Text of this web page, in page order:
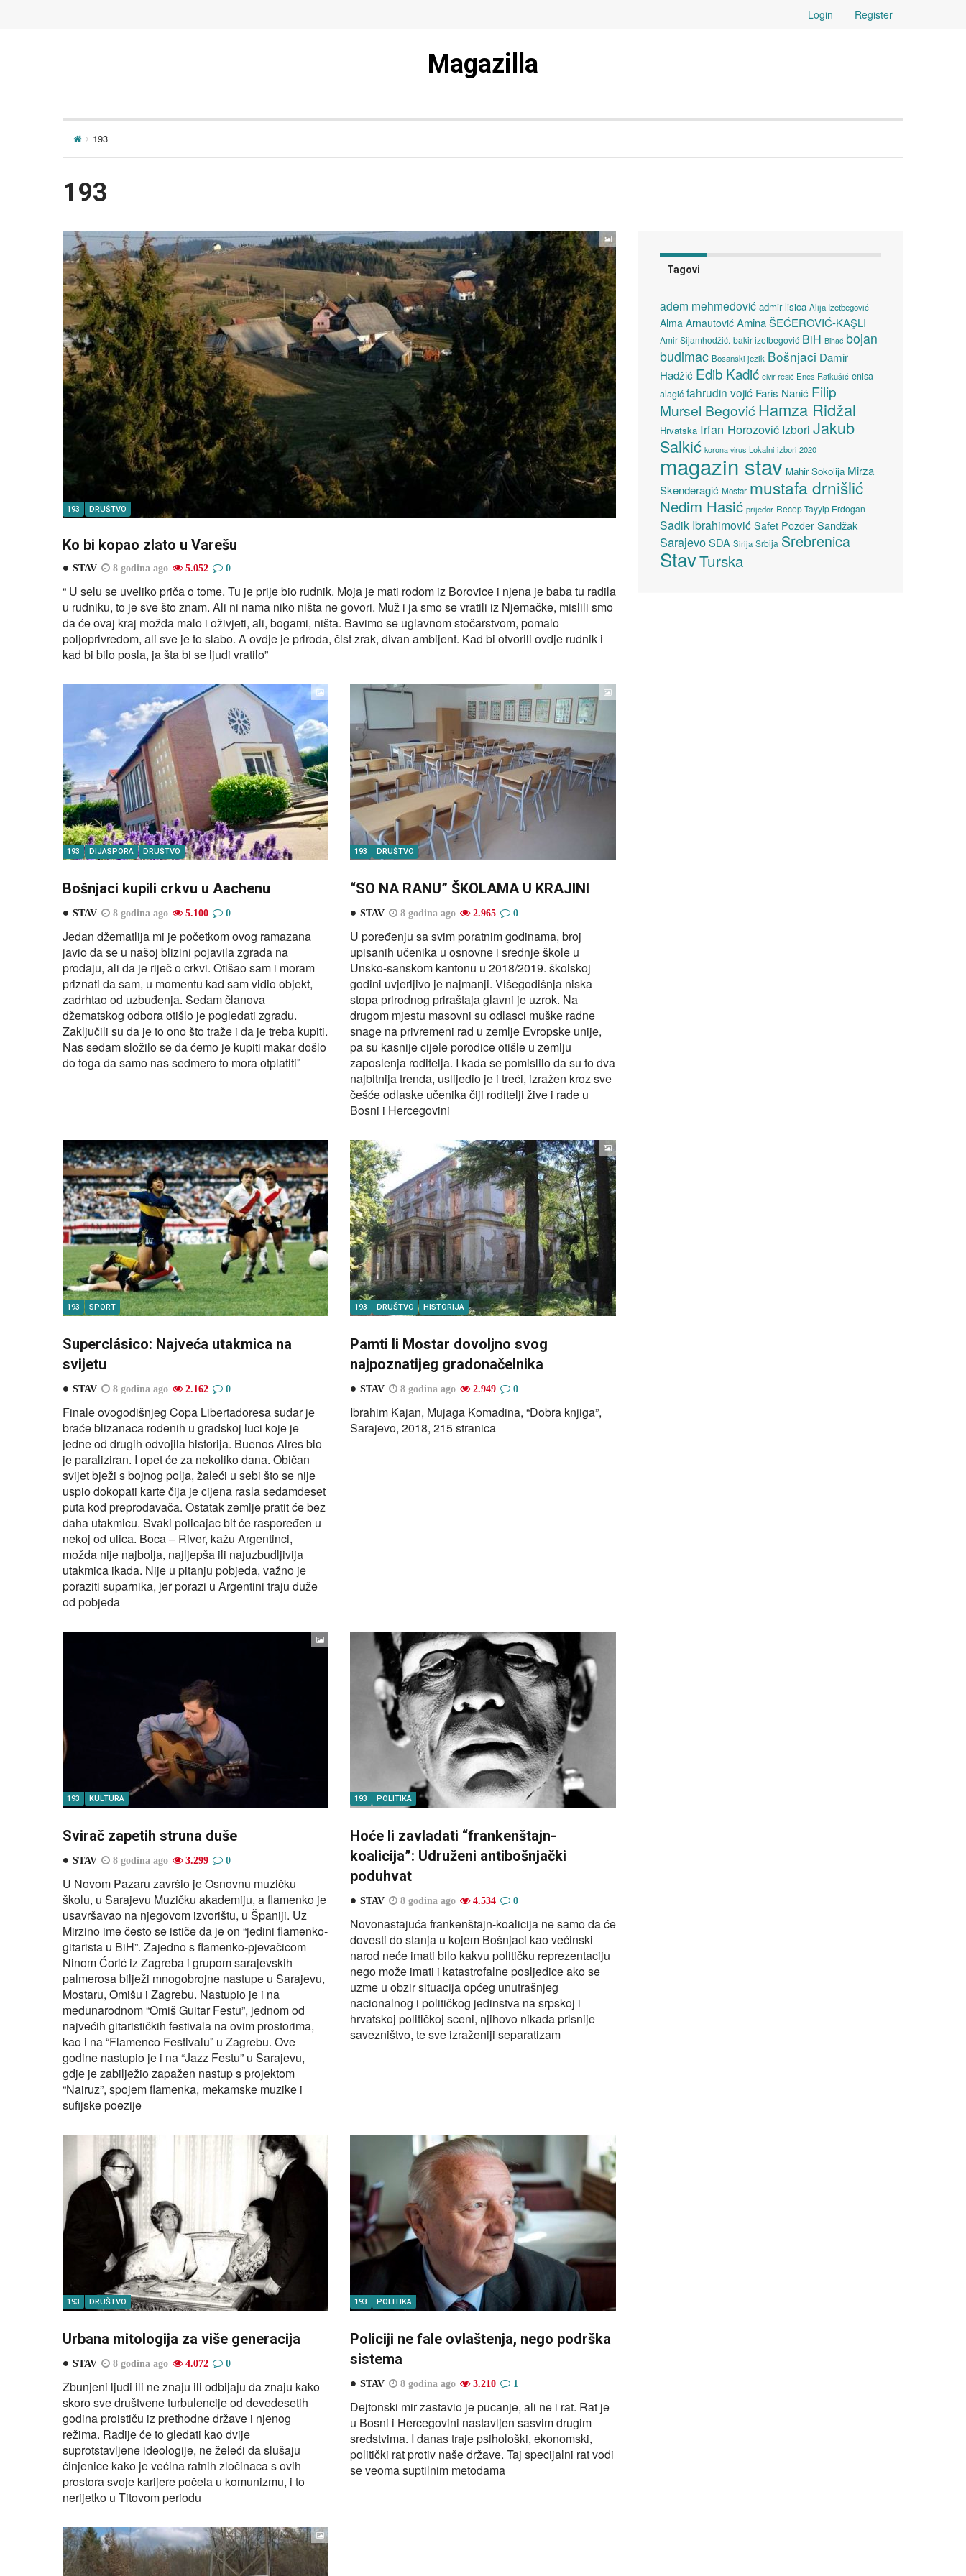
Login Register
Magazilla
193
193
193 DRUŠTVO
Ko bi kopao zlato u Varešu
STAV 8 godina ago 5.052 0
“ U selu se uveliko priča o tome. Tu je prije bio rudnik. Moja je mati rodom iz Borovice i njena je baba tu radila
u rudniku, to je sve što znam. Ali ni nama niko ništa ne govori. Muž i ja smo se vratili iz Njemačke, mislili smo
da će ovaj kraj možda malo i oživjeti, ali, bogami, ništa. Bavimo se uglavnom stočarstvom, pomalo
poljoprivredom, ali sve je to slabo. A ovdje je priroda, čist zrak, divan ambijent. Kad bi otvorili ovdje rudnik i
kad bi bilo posla, ja šta bi se ljudi vratilo”
193 DIJASPORA DRUŠTVO
Bošnjaci kupili crkvu u Aachenu
STAV 8 godina ago 5.100 0
Jedan džematlija mi je početkom ovog ramazana
javio da se u našoj blizini pojavila zgrada na
prodaju, ali da je riječ o crkvi. Otišao sam i moram
priznati da sam, u momentu kad sam vidio objekt,
zadrhtao od uzbuđenja. Sedam članova
džematskog odbora otišlo je pogledati zgradu.
Zaključili su da je to ono što traže i da je treba kupiti.
Nas sedam složilo se da ćemo je kupiti makar došlo
do toga da samo nas sedmero to mora otplatiti”
193 DRUŠTVO
“SO NA RANU” ŠKOLAMA U KRAJINI
STAV 8 godina ago 2.965 0
U poređenju sa svim poratnim godinama, broj
upisanih učenika u osnovne i srednje škole u
Unsko-sanskom kantonu u 2018/2019. školskoj
godini uvjerljivo je najmanji. Višegodišnja niska
stopa prirodnog priraštaja glavni je uzrok. Na
drugom mjestu masovni su odlasci muške radne
snage na privremeni rad u zemlje Evropske unije,
pa su kasnije cijele porodice otišle u zemlju
zaposlenja roditelja. I kada se pomislilo da su to dva
najbitnija trenda, uslijedio je i treći, izražen kroz sve
češće odlaske učenika čiji roditelji žive i rade u
Bosni i Hercegovini
193 SPORT
Superclásico: Najveća utakmica na
svijetu
STAV 8 godina ago 2.162 0
Finale ovogodišnjeg Copa Libertadoresa sudar je
braće blizanaca rođenih u gradskoj luci koje je
jedne od drugih odvojila historija. Buenos Aires bio
je paraliziran. I opet će za nekoliko dana. Običan
svijet bježi s bojnog polja, žaleći u sebi što se nije
uspio dokopati karte čija je cijena rasla sedamdeset
puta kod preprodavača. Ostatak zemlje pratit će bez
daha utakmicu. Svaki policajac bit će raspoređen u
nekoj od ulica. Boca – River, kažu Argentinci,
možda nije najbolja, najljepša ili najuzbudljivija
utakmica ikada. Nije u pitanju pobjeda, važno je
poraziti suparnika, jer porazi u Argentini traju duže
od pobjeda
193 DRUŠTVO HISTORIJA
Pamti li Mostar dovoljno svog
najpoznatijeg gradonačelnika
STAV 8 godina ago 2.949 0
Ibrahim Kajan, Mujaga Komadina, “Dobra knjiga”,
Sarajevo, 2018, 215 stranica
193 KULTURA
Svirač zapetih struna duše
STAV 8 godina ago 3.299 0
U Novom Pazaru završio je Osnovnu muzičku
školu, u Sarajevu Muzičku akademiju, a flamenko je
usavršavao na njegovom izvorištu, u Španiji. Uz
Mirzino ime često se ističe da je on “jedini flamenko-
gitarista u BiH”. Zajedno s flamenko-pjevačicom
Ninom Ćorić iz Zagreba i grupom sarajevskih
palmerosa bilježi mnogobrojne nastupe u Sarajevu,
Mostaru, Omišu i Zagrebu. Nastupio je i na
međunarodnom “Omiš Guitar Festu”, jednom od
najvećih gitarističkih festivala na ovim prostorima,
kao i na “Flamenco Festivalu” u Zagrebu. Ove
godine nastupio je i na “Jazz Festu” u Sarajevu,
gdje je zabilježio zapažen nastup s projektom
“Nairuz”, spojem flamenka, mekamske muzike i
sufijske poezije
193 POLITIKA
Hoće li zavladati “frankenštajn-
koalicija”: Udruženi antibošnjački
poduhvat
STAV 8 godina ago 4.534 0
Novonastajuća frankenštajn-koalicija ne samo da će
dovesti do stanja u kojem Bošnjaci kao većinski
narod neće imati bilo kakvu političku reprezentaciju
nego može imati i katastrofalne posljedice ako se
uzme u obzir situacija općeg unutrašnjeg
nacionalnog i političkog jedinstva na srpskoj i
hrvatskoj političkoj sceni, njihovo nikada prisnije
savezništvo, te sve izraženiji separatizam
193 DRUŠTVO
Urbana mitologija za više generacija
STAV 8 godina ago 4.072 0
Zbunjeni ljudi ili ne znaju ili odbijaju da znaju kako
skoro sve društvene turbulencije od devedesetih
godina proističu iz prethodne države i njenog
režima. Radije će to gledati kao dvije
suprotstavljene ideologije, ne želeći da slušaju
činjenice kako je većina ratnih zločinaca s ovih
prostora svoje karijere počela u komunizmu, i to
nerijetko u Titovom periodu
193 POLITIKA
Policiji ne fale ovlaštenja, nego podrška
sistema
STAV 8 godina ago 3.210 1
Dejtonski mir zastavio je pucanje, ali ne i rat. Rat je
u Bosni i Hercegovini nastavljen sasvim drugim
sredstvima. I danas traje psihološki, ekonomski,
politički rat protiv naše države. Taj specijalni rat vodi
se veoma suptilnim metodama
Tagovi
adem mehmedović admir lisica Alija Izetbegović
Alma Arnautović Amina ŠEĆEROVIĆ-KAŞLI
Amir Sijamhodžić. bakir izetbegović BiH Bihać bojan
budimac Bosanski jezik Bošnjaci Damir
Hadžić Edib Kadić elvir resić Enes Ratkušić enisa
alagić fahrudin vojić Faris Nanić Filip
Mursel Begović Hamza Ridžal
Hrvatska Irfan Horozović Izbori Jakub
Salkić korona virus Lokalni izbori 2020
magazin stav Mahir Sokolija Mirza
Skenderagić Mostar mustafa drnišlić
Nedim Hasić prijedor Recep Tayyip Erdogan
Sadik Ibrahimović Safet Pozder Sandžak
SarajevoSDA Sirija Srbija Srebrenica
StavTurska